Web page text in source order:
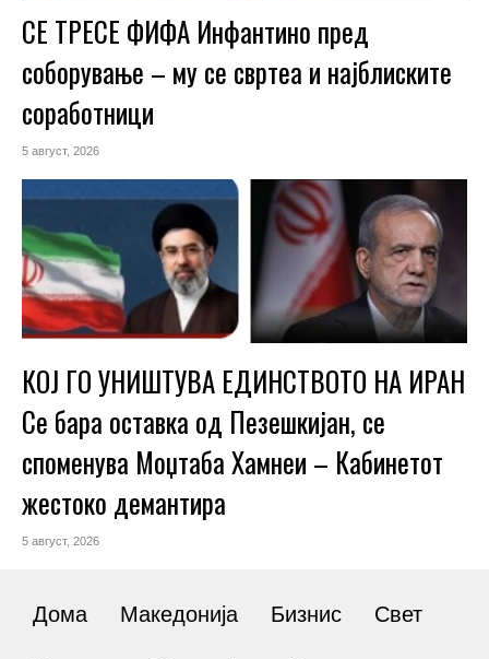
СЕ ТРЕСЕ ФИФА Инфантино пред
соборување – му се свртеа и најблиските
соработници
5 август, 2026
КОЈ ГО УНИШТУВА ЕДИНСТВОТО НА ИРАН
Се бара оставка од Пезешкијан, се
споменува Моџтаба Хамнеи – Кабинетот
жестоко демантира
5 август, 2026
Дома Македонија Бизнис Свет